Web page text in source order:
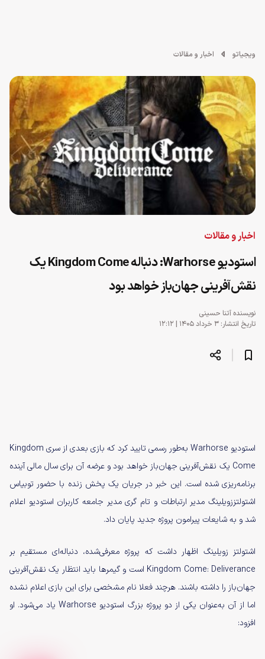
ویجیاتو اخبار و مقالات
اخبار و مقالات
استودیو Warhorse: دنباله Kingdom Come یک
نقش‌آفرینی جهان‌باز خواهد بود
نویسندهآتنا حسینی
تاریخ انتشار: ۳ خرداد ۱۴۰۵ | ۱۲:۱۲
استودیو Warhorse به‌طور رسمی تایید کرد که بازی بعدی از سری Kingdom
Come یک نقش‌آفرینی جهان‌باز خواهد بود و عرضه آن برای سال مالی آینده
برنامه‌ریزی شده است. این خبر در جریان یک پخش زنده با حضور توبیاس
اشتولتززویلینگ مدیر ارتباطات و تام گری مدیر جامعه کاربران استودیو اعلام
شد و به شایعات پیرامون پروژه جدید پایان داد.
اشتولتز زویلینگ اظهار داشت که پروژه معرفی‌شده، دنباله‌ای مستقیم بر
Kingdom Come: Deliverance است و گیمرها باید انتظار یک نقش‌آفرینی
جهان‌باز را داشته باشند. هرچند فعلا نام مشخصی برای این بازی اعلام نشده
اما از آن به‌عنوان یکی از دو پروژه بزرگ استودیو Warhorse یاد می‌شود. او
افزود: